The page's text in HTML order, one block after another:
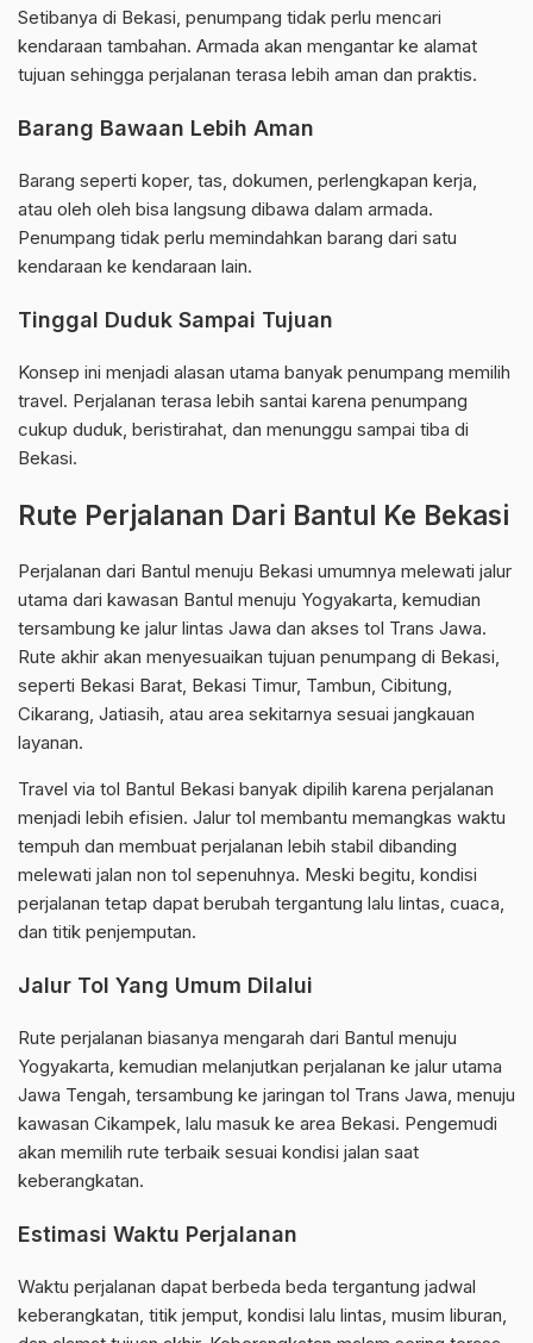
Setibanya di Bekasi, penumpang tidak perlu mencari
kendaraan tambahan. Armada akan mengantar ke alamat
tujuan sehingga perjalanan terasa lebih aman dan praktis.
Barang Bawaan Lebih Aman
Barang seperti koper, tas, dokumen, perlengkapan kerja,
atau oleh oleh bisa langsung dibawa dalam armada.
Penumpang tidak perlu memindahkan barang dari satu
kendaraan ke kendaraan lain.
Tinggal Duduk Sampai Tujuan
Konsep ini menjadi alasan utama banyak penumpang memilih
travel. Perjalanan terasa lebih santai karena penumpang
cukup duduk, beristirahat, dan menunggu sampai tiba di
Bekasi.
Rute Perjalanan Dari Bantul Ke Bekasi
Perjalanan dari Bantul menuju Bekasi umumnya melewati jalur
utama dari kawasan Bantul menuju Yogyakarta, kemudian
tersambung ke jalur lintas Jawa dan akses tol Trans Jawa.
Rute akhir akan menyesuaikan tujuan penumpang di Bekasi,
seperti Bekasi Barat, Bekasi Timur, Tambun, Cibitung,
Cikarang, Jatiasih, atau area sekitarnya sesuai jangkauan
layanan.
Travel via tol Bantul Bekasi banyak dipilih karena perjalanan
menjadi lebih efisien. Jalur tol membantu memangkas waktu
tempuh dan membuat perjalanan lebih stabil dibanding
melewati jalan non tol sepenuhnya. Meski begitu, kondisi
perjalanan tetap dapat berubah tergantung lalu lintas, cuaca,
dan titik penjemputan.
Jalur Tol Yang Umum Dilalui
Rute perjalanan biasanya mengarah dari Bantul menuju
Yogyakarta, kemudian melanjutkan perjalanan ke jalur utama
Jawa Tengah, tersambung ke jaringan tol Trans Jawa, menuju
kawasan Cikampek, lalu masuk ke area Bekasi. Pengemudi
akan memilih rute terbaik sesuai kondisi jalan saat
keberangkatan.
Estimasi Waktu Perjalanan
Waktu perjalanan dapat berbeda beda tergantung jadwal
keberangkatan, titik jemput, kondisi lalu lintas, musim liburan,